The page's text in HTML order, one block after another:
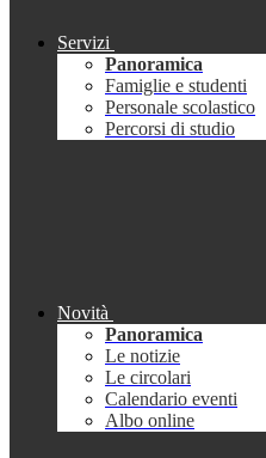
Servizi
Panoramica
Famiglie e studenti
Personale scolastico
Percorsi di studio
Novità
Panoramica
Le notizie
Le circolari
Calendario eventi
Albo online